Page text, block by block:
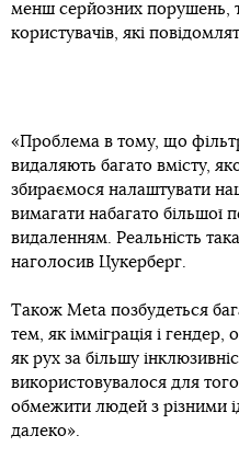
менш серйозних порушень,
користувачів, які
«Проблема в тому, що
видаляють багато вмісту,
збираємося налаштувати
вимагати набагато більшої
видаленням. Реальність
наголосив Цукерберг.
Також Meta позбудеться
тем, як імміграція і
як рух за більшу
використовувалося для
обмежити людей з різними
далеко».